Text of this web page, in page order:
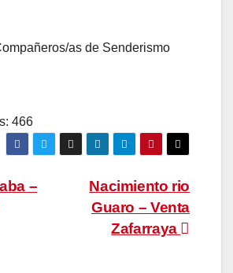
as de Senderismo
466
Nacimiento rio
Guaro – Venta
Zafarraya
–